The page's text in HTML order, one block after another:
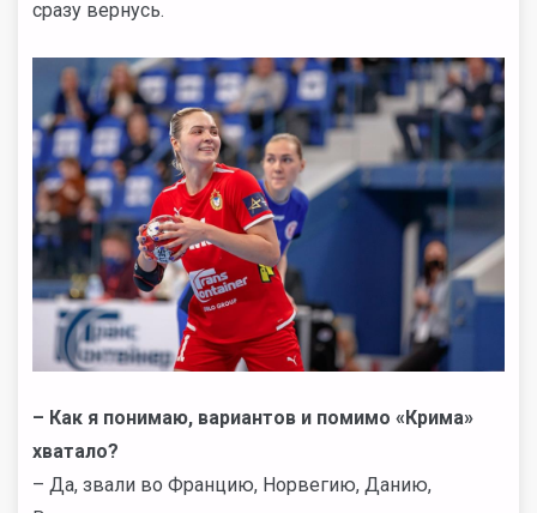
сразу вернусь.
– Как я понимаю, вариантов и помимо «Крима»
хватало?
– Да, звали во Францию, Норвегию, Данию,